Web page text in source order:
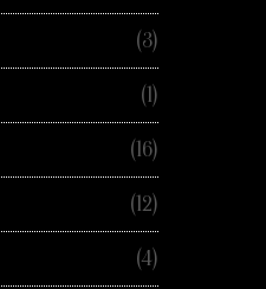
(3)
(1)
(16)
(12)
(4)